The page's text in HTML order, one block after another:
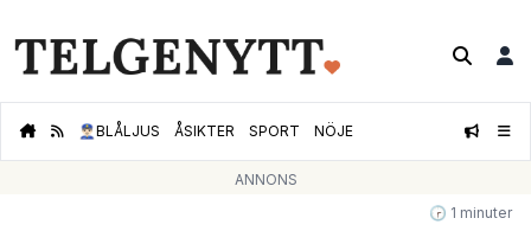
👮🏻‍♂️BLÅLJUS ÅSIKTER SPORT NÖJE
ANNONS
🕝 1 minuter